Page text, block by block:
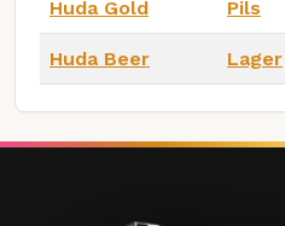
Huda Gold Pils
Huda Beer Lager